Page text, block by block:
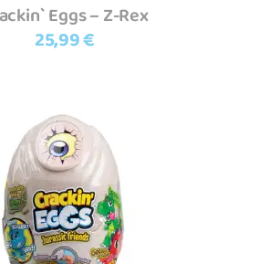
Eggs – Z-Rex
25,99€
Adicionar